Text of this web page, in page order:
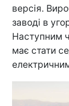
версія.
заводі в
Наступним
має стати